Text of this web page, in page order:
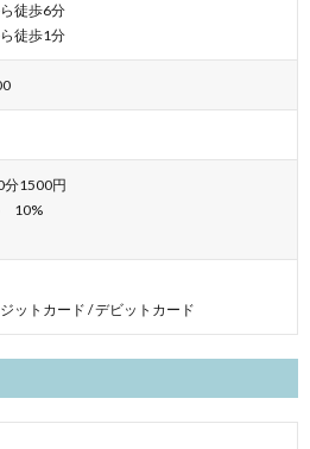
徒歩6分
徒歩1分
分1500円
10%
ットカード / デビットカード